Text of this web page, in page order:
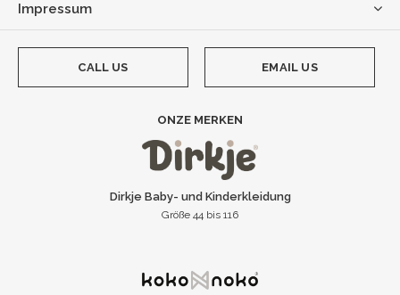
Impressum
CALL US EMAIL US
ONZE MERKEN
Dirkje Baby- und Kinderkleidung
Größe 44 bis 116